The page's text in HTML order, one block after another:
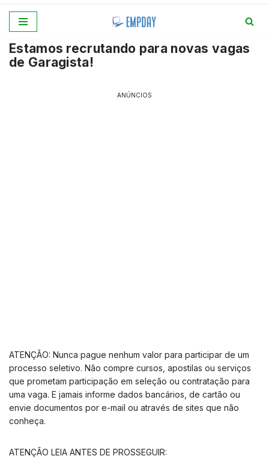
para
o
Estamos recrutando para novas vagas
de Garagista!
ANÚNCIOS
ATENÇÃO: Nunca pague nenhum valor para participar de um
processo seletivo. Não compre cursos, apostilas ou serviços
que prometam participação em seleção ou contratação para
uma vaga. E jamais informe dados bancários, de cartão ou
envie documentos por e-mail ou através de sites que não
conheça.
ATENÇÃO LEIA ANTES DE PROSSEGUIR: